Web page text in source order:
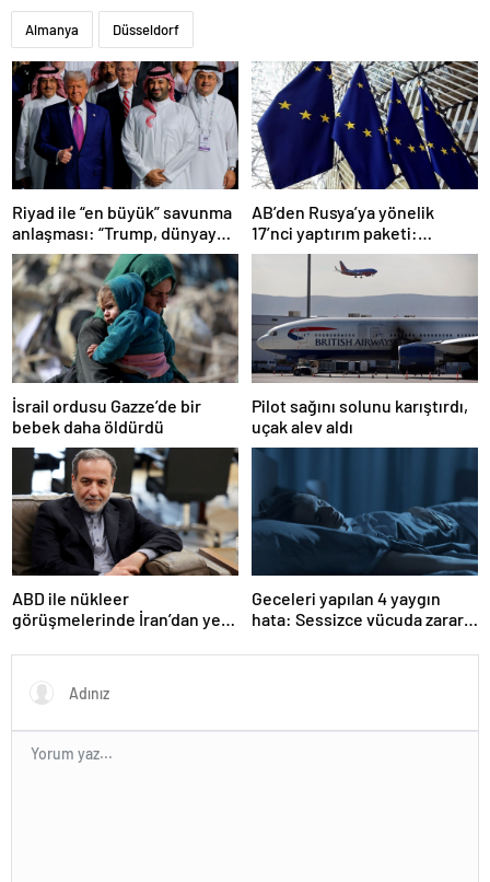
Almanya Düsseldorf
Riyad ile “en büyük” savunma
anlaşması: “Trump, dünyaya
bir mesaj gönderdi”
AB’den Rusya’ya yönelik
17’nci yaptırım paketi:
Uzlaşmaya varıldı
İsrail ordusu Gazze’de bir
bebek daha öldürdü
Pilot sağını solunu karıştırdı,
uçak alev aldı
ABD ile nükleer
görüşmelerinde İran’dan yeni
Geceleri yapılan 4 yaygın
hata: Sessizce vücuda zarar